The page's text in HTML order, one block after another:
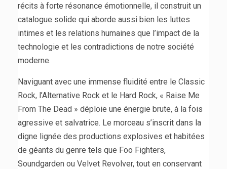
récits à forte résonance émotionnelle, il construit un
catalogue solide qui aborde aussi bien les luttes
intimes et les relations humaines que l’impact de la
technologie et les contradictions de notre société
moderne.
Naviguant avec une immense fluidité entre le Classic
Rock, l’Alternative Rock et le Hard Rock, « Raise Me
From The Dead » déploie une énergie brute, à la fois
agressive et salvatrice. Le morceau s’inscrit dans la
digne lignée des productions explosives et habitées
de géants du genre tels que Foo Fighters,
Soundgarden ou Velvet Revolver, tout en conservant